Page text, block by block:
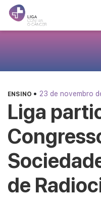
ENSINO • 23 de novembro
Liga
de